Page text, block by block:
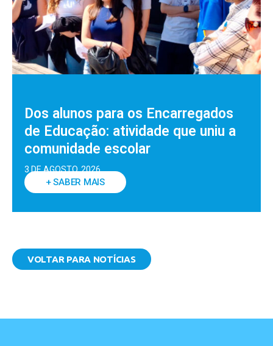
Dos alunos para os Encarregados
de Educação: atividade que uniu a
comunidade escolar
3 DE AGOSTO, 2026
+ SABER MAIS
VOLTAR PARA NOTÍCIAS